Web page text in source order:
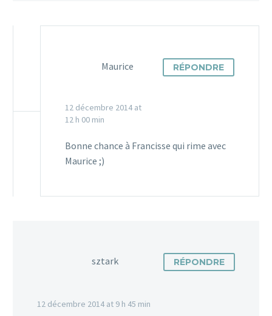
Maurice
12 décembre 2014 at
12 h 00 min
RÉPONDRE
Bonne chance à Francisse qui rime avec
Maurice ;)
sztark
12 décembre 2014 at 9 h 45 min
RÉPONDRE